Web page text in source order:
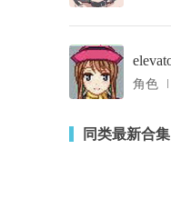
角色
同类最新合集